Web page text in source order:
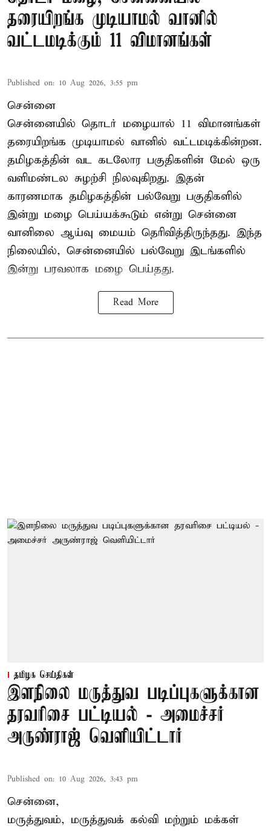
தரையிறங்க முடியாமல் வானில்
வட்டமடிக்கும் 11 விமானங்கள்
Published on: 10 Aug 2026, 3:55 pm
சென்னை
சென்னையில் தொடர் மழையால் 11 விமானங்கள்
தரையிறங்க முடியாமல் வானில் வட்டமடிக்கின்றன.
தமிழகத்தின் வட கடலோர பகுதிகளின் மேல் ஒரு
வளிமண்டல சுழற்சி நிலவுகிறது. இதன்
காரணமாக தமிழகத்தின் பல்வேறு பகுதிகளில்
இன்று மழை பெய்யக்கூடும் என்று சென்னை
வானிலை ஆய்வு மையம் தெரிவித்திருந்தது. இந்த
நிலையில், சென்னையில் பல்வேறு இடங்களில்
இன்று பரவலாக மழை பெய்தது.
Read More
தமிழக செய்திகள்
இளநிலை மருத்துவ படிப்புகளுக்கான
தரவரிசை பட்டியல் - அமைச்சர்
அருண்ராஜ் வெளியிட்டார்
Published on: 10 Aug 2026, 3:43 pm
சென்னை,
மருத்துவம், மருத்துவக் கல்வி மற்றும் மக்கள்